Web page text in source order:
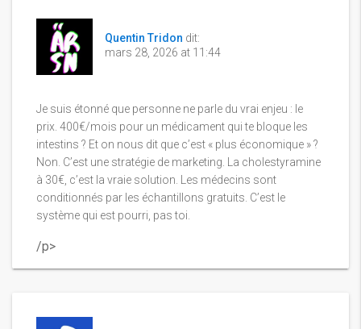
Quentin Tridon dit:
mars 28, 2026 at 11:44
Je suis étonné que personne ne parle du vrai enjeu : le
prix. 400€/mois pour un médicament qui te bloque les
intestins ? Et on nous dit que c’est « plus économique » ?
Non. C’est une stratégie de marketing. La cholestyramine
à 30€, c’est la vraie solution. Les médecins sont
conditionnés par les échantillons gratuits. C’est le
système qui est pourri, pas toi.
/p>